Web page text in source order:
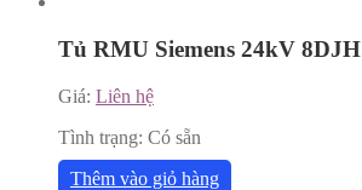
Tủ RMU Siemens 24kV 8DJH
Giá: Liên hệ
Tình trạng: Có sẵn
Thêm vào giỏ hàng